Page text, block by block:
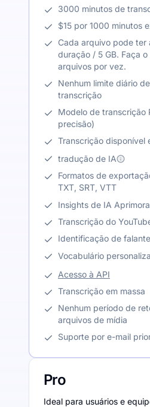
3000 minutos de
$15 por 1000 minutos
Cada arquivo pode ter
duração / 5 GB. Faça
arquivos por vez.
Nenhum limite diário
transcrição
Modelo de transcrição
precisão)
Transcrição disponível
tradução de IA
Formatos de
TXT, SRT, VTT
Insights de IA
Transcrição do
Identificação de
Vocabulário
Acesso à API
Transcrição em massa
Nenhum período de
arquivos de mídia
Suporte por e-mail
Pro
Ideal para usuários e